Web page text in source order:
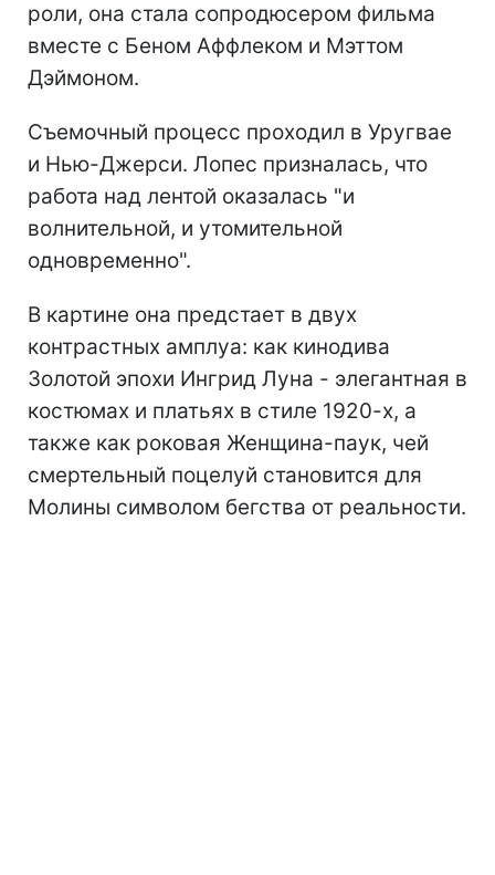
роли, она стала сопродюсером фильма
вместе с Беном Аффлеком и Мэттом
Дэймоном.
Съемочный процесс проходил в Уругвае
и Нью-Джерси. Лопес призналась, что
работа над лентой оказалась "и
волнительной, и утомительной
одновременно".
В картине она предстает в двух
контрастных амплуа: как кинодива
Золотой эпохи Ингрид Луна - элегантная в
костюмах и платьях в стиле 1920-х, а
также как роковая Женщина-паук, чей
смертельный поцелуй становится для
Молины символом бегства от реальности.